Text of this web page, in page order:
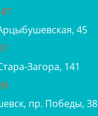
45
Загора, 141
пр. Победы, 38